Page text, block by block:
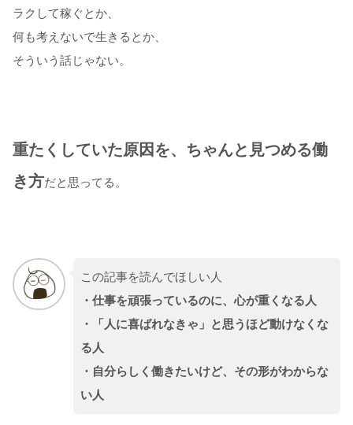
ラクして稼ぐとか、
何も考えないで生きるとか、
そういう話じゃない。
重たくしていた原因を、ちゃんと見つめる働
き方だと思ってる。
この記事を読んでほしい人
・仕事を頑張っているのに、心が重くなる人
・「人に喜ばれなきゃ」と思うほど動けなくな
る人
・自分らしく働きたいけど、その形がわからな
い人